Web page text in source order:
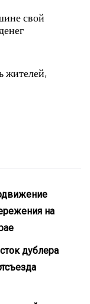
свой
жителей,
на
дублера